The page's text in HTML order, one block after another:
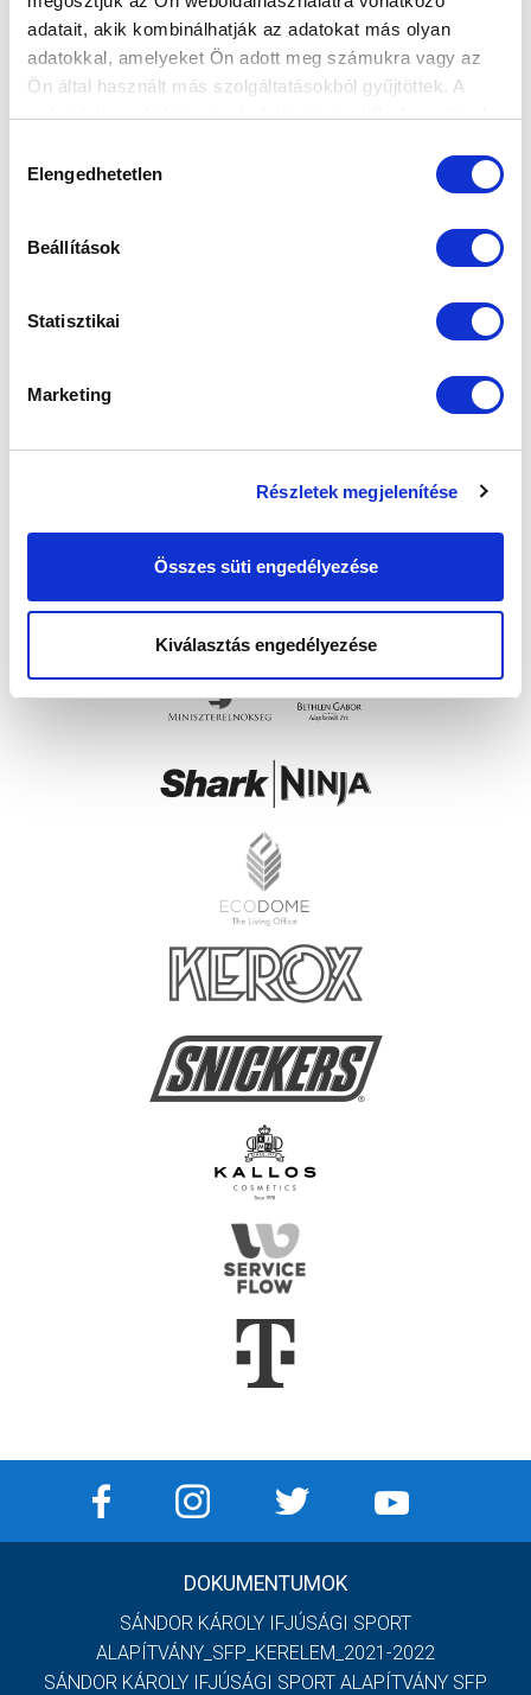
adatait, akik kombinálhatják az adatokat más olyan
adatokkal, amelyeket Ön adott meg számukra vagy az
Ön által használt más szolgáltatásokból gyűjtöttek. A
weboldalon való böngészés folytatásával Ön hozzájárul a
kiválasztása
Elengedhetetlen
Beállítások
Statisztikai
Marketing
Részletek megjelenítése
Összes süti engedélyezése
Kiválasztás engedélyezése
DOKUMENTUMOK
SÁNDOR KÁROLY IFJÚSÁGI SPORT
ALAPÍTVÁNY_SFP_KERELEM_2021-2022
SÁNDOR KÁROLY IFJÚSÁGI SPORT ALAPÍTVÁNY SFP